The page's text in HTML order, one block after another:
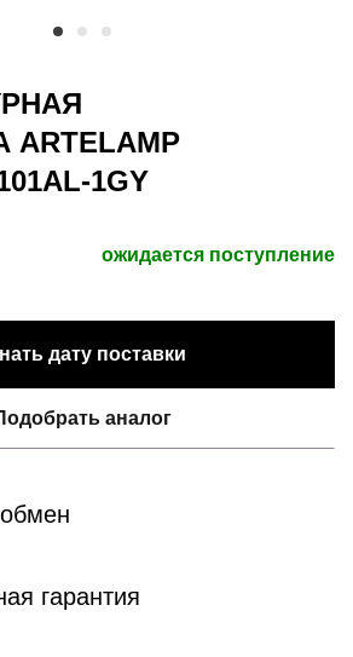
1GY
ожидается поступление
дату поставки
аналог
гарантия